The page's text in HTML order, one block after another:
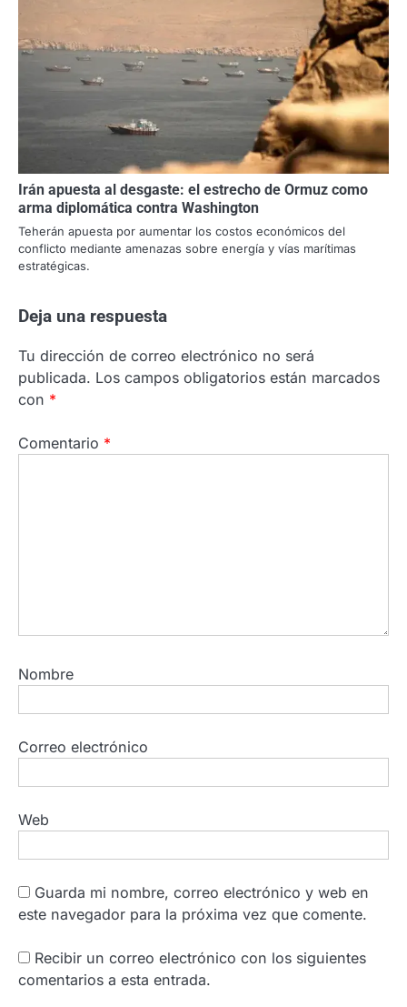
Irán apuesta al desgaste: el estrecho de Ormuz como
arma diplomática contra Washington
Teherán apuesta por aumentar los costos económicos del
conflicto mediante amenazas sobre energía y vías marítimas
estratégicas.
Deja una respuesta
Tu dirección de correo electrónico no será
publicada. Los campos obligatorios están marcados
con *
Comentario *
Nombre
Correo electrónico
Web
Guarda mi nombre, correo electrónico y web en
este navegador para la próxima vez que comente.
Recibir un correo electrónico con los siguientes
comentarios a esta entrada.